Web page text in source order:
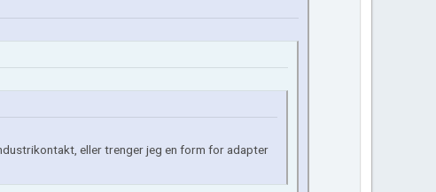
eller trenger jeg en form for adapter